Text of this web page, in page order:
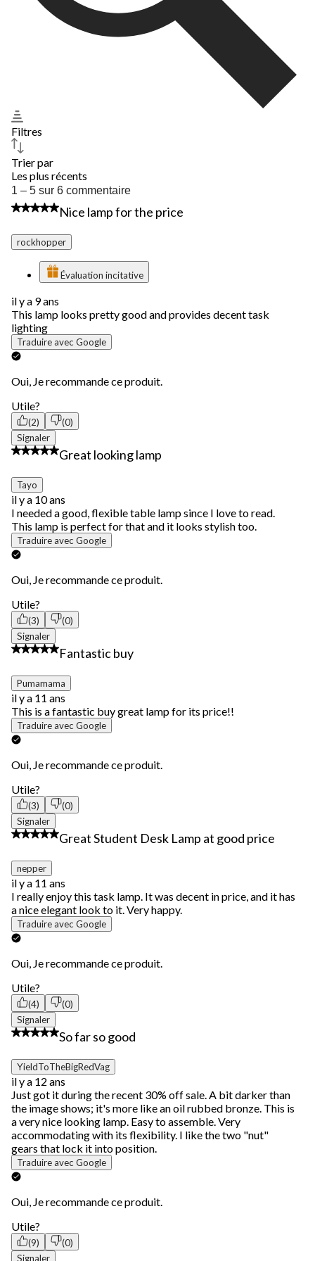
Filtres
Trier par
Les plus récents
1
à
5
6
1 – 5 sur 6 commentaire
4 étoile(s) sur 5.
Nice lamp for the price
rockhopper
Évaluation incitative
il y a 9 ans
This lamp looks pretty good and provides decent task
lighting
Traduire avec Google
Oui, Je recommande ce produit.
Utile?
(2)
(0)
Signaler
5 étoile(s) sur 5.
Great looking lamp
Tayo
il y a 10 ans
I needed a good, flexible table lamp since I love to read.
This lamp is perfect for that and it looks stylish too.
Traduire avec Google
Oui, Je recommande ce produit.
Utile?
(3)
(0)
Signaler
5 étoile(s) sur 5.
Fantastic buy
Pumamama
il y a 11 ans
This is a fantastic buy great lamp for its price!!
Traduire avec Google
Oui, Je recommande ce produit.
Utile?
(3)
(0)
Signaler
5 étoile(s) sur 5.
Great Student Desk Lamp at good price
nepper
il y a 11 ans
I really enjoy this task lamp. It was decent in price, and it has
a nice elegant look to it. Very happy.
Traduire avec Google
Oui, Je recommande ce produit.
Utile?
(4)
(0)
Signaler
5 étoile(s) sur 5.
So far so good
YieldToTheBigRedVag
il y a 12 ans
Just got it during the recent 30% off sale. A bit darker than
the image shows; it's more like an oil rubbed bronze. This is
a very nice looking lamp. Easy to assemble. Very
accommodating with its flexibility. I like the two "nut"
gears that lock it into position.
Traduire avec Google
Oui, Je recommande ce produit.
Utile?
(9)
(0)
Signaler